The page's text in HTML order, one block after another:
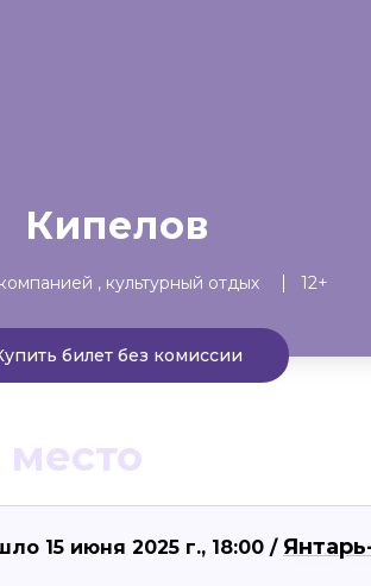
Кипелов
культурный отдых 12+
билет без комиссии
15 июня 2025 г., 18:00 /